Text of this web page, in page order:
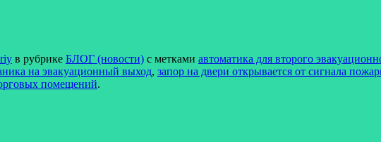
в рубрике БЛОГ (новости) с метками автоматика для второго
на эвакуационный выход, запор на двери открывается от сигнала
помещений.